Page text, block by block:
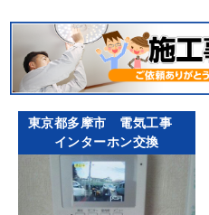
東京都多摩市 電気工事
インターホン交換